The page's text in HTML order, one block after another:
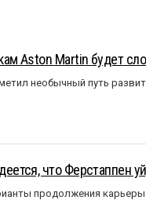
Aston Martin будет
необычный путь
что Ферстаппен
продолжения карьеры